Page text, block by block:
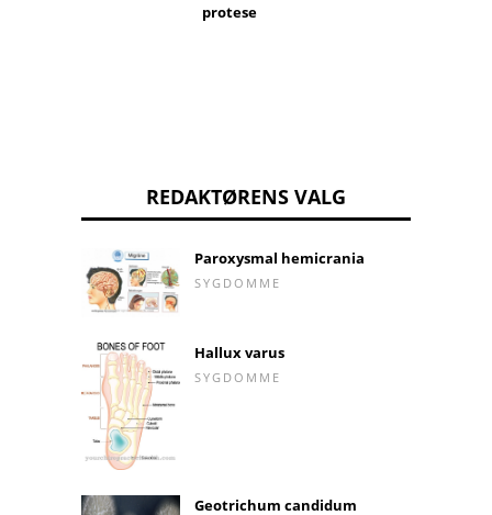
protese
REDAKTØRENS VALG
Paroxysmal hemicrania
SYGDOMME
Hallux varus
SYGDOMME
Geotrichum candidum